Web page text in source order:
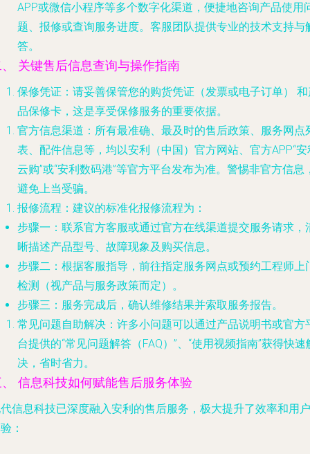
APP或微信小程序等多个数字化渠道，便捷地咨询产品使用
题、报修或查询服务进度。客服团队提供专业的技术支持与
答。
关键售后信息查询与操作指南
保修凭证 ：请妥善保管您的购货凭证（发票或电子订单） 和
品保修卡 ，这是享受保修服务的重要依据。
官方信息渠道 ：所有最准确、最及时的售后政策、服务网点
表、配件信息等，均以安利（中国）官方网站、官方APP“
云购”或“安利数码港”等官方平台发布为准。警惕非官方信息
避免上当受骗。
报修流程 ：建议的标准化报修流程为：
步骤一 ：联系官方客服或通过官方在线渠道提交服务请求，
晰描述产品型号、故障现象及购买信息。
步骤二 ：根据客服指导，前往指定服务网点或预约工程师上
检测（视产品与服务政策而定）。
步骤三 ：服务完成后，确认维修结果并索取服务报告。
常见问题自助解决 ：许多小问题可以通过产品说明书或官方
台提供的“常见问题解答（FAQ）”、“使用视频指南”获得快速
决，省时省力。
信息科技如何赋能售后服务体验
信息科技已深度融入安利的售后服务，极大提升了效率和用户
：